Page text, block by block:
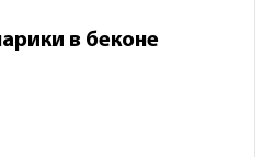
в беконе